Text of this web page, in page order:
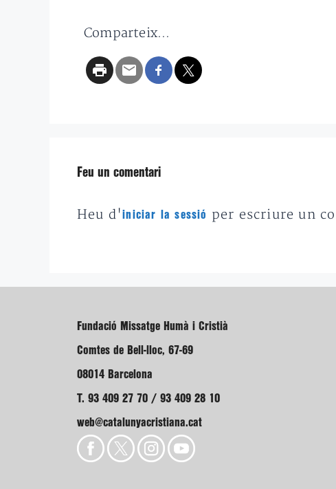
Comparteix...
Feu un comentari
Heu d'iniciar la sessió per escriure un
Fundació Missatge Humà i Cristià
Comtes de Bell-lloc, 67-69
08014 Barcelona
T. 93 409 27 70 / 93 409 28 10
web@catalunyacristiana.cat